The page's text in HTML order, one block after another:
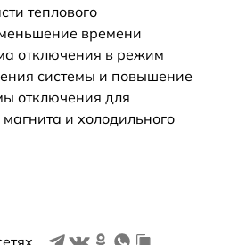
теплового
времени
отключения в режим
системы и повышение
отключения для
и холодильного